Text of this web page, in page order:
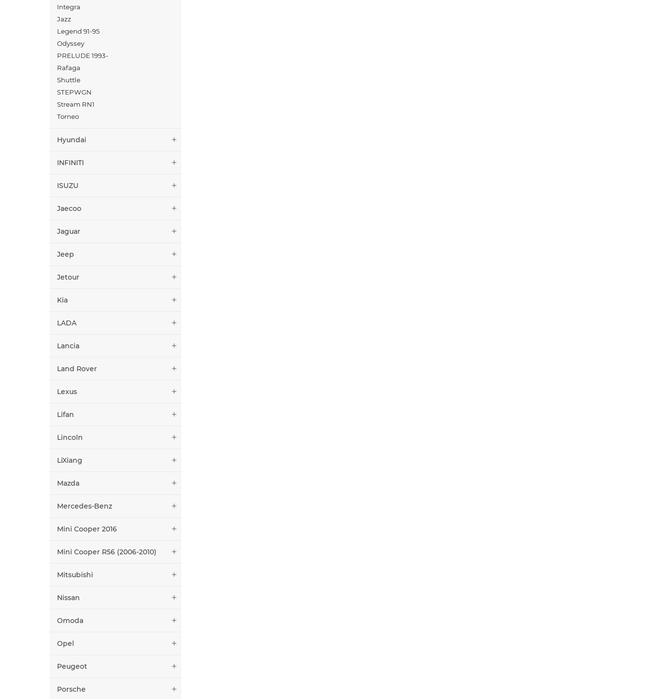
Integra
Jazz
Legend 91-95
Odyssey
PRELUDE 1993-
Rafaga
Shuttle
STEPWGN
Stream RN1
Torneo
Hyundai
INFINITI
ISUZU
Jaecoo
Jaguar
Jeep
Jetour
Kia
LADA
Lancia
Land Rover
Lexus
Lifan
Lincoln
LiXiang
Mazda
Mercedes-Benz
Mini Cooper 2016
Mini Cooper R56 (2006-2010)
Mitsubishi
Nissan
Omoda
Opel
Peugeot
Porsche